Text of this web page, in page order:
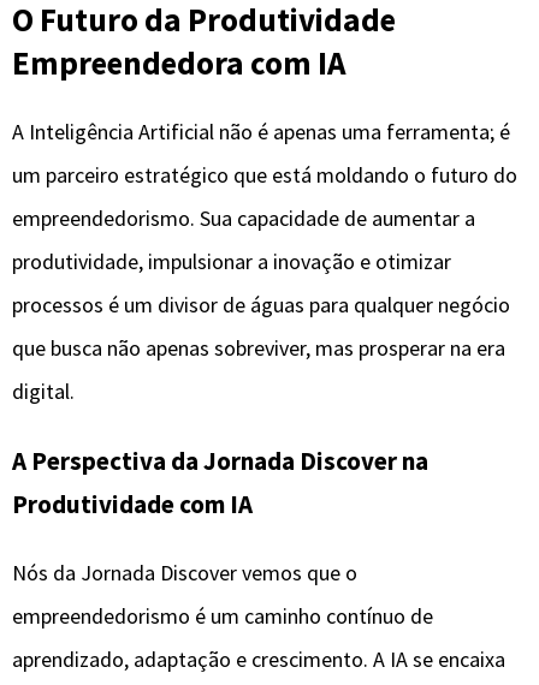
O Futuro da Produtividade
Empreendedora com IA
A Inteligência Artificial não é apenas uma ferramenta; é
um parceiro estratégico que está moldando o futuro do
empreendedorismo. Sua capacidade de aumentar a
produtividade, impulsionar a inovação e otimizar
processos é um divisor de águas para qualquer negócio
que busca não apenas sobreviver, mas prosperar na era
digital.
A Perspectiva da Jornada Discover na
Produtividade com IA
Nós da Jornada Discover vemos que o
empreendedorismo é um caminho contínuo de
aprendizado, adaptação e crescimento. A IA se encaixa